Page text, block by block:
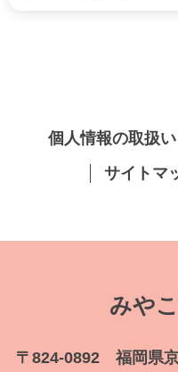
個人情報の取扱い
サイトマ
みや
〒824-0892 福岡県